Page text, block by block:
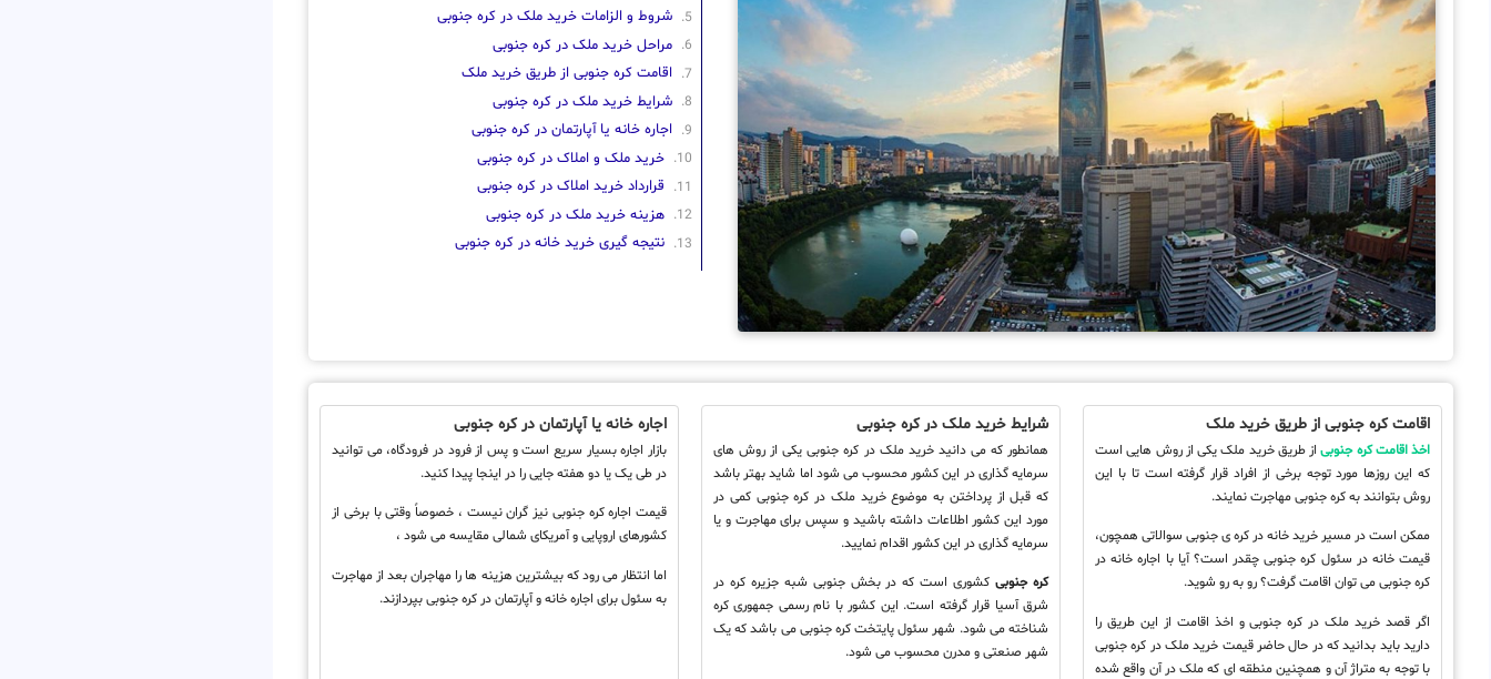
شروط و الزامات خرید ملک در کره جنوبی
مراحل خرید ملک در کره جنوبی
اقامت کره جنوبی از طریق خرید ملک
شرایط خرید ملک در کره جنوبی
اجاره خانه یا آپارتمان در کره جنوبی
خرید ملک و املاک در کره جنوبی
قرارداد خرید املاک در کره جنوبی
هزینه خرید ملک در کره جنوبی
نتیجه گیری خرید خانه در کره جنوبی
اقامت کره جنوبی از طریق خرید ملک
اخذ اقامت کره جنوبیاز طریق خرید ملک یکی از روش هایی است
که این روزها مورد توجه برخی از افراد قرار گرفته است تا با این
روش بتوانند به کره جنوبی مهاجرت نمایند.
ممکن است در مسیر خرید خانه در کره ی جنوبی سوالاتی همچون،
قیمت خانه در سئول کره جنوبی چقدر است؟ آیا با اجاره خانه در
کره جنوبی می توان اقامت گرفت؟ رو به رو شوید.
اگر قصد خرید ملک در کره جنوبی و اخذ اقامت از این طریق را
دارید باید بدانید که در حال حاضر قیمت خرید ملک در کره جنوبی
با توجه به متراژ آن و همچنین منطقه ای که ملک در آن واقع شده
شرایط خرید ملک در کره جنوبی
همانطور که می دانید خرید ملک در کره جنوبی یکی از روش های
سرمایه گذاری در این کشور محسوب می شود اما شاید بهتر باشد
که قبل از پرداختن به موضوع خرید ملک در کره جنوبی کمی در
مورد این کشور اطلاعات داشته باشید و سپس برای مهاجرت و یا
سرمایه گذاری در این کشور اقدام نمایید.
کره جنوبیکشوری است که در بخش جنوبی شبه جزیره کره در
شرق آسیا قرار گرفته است. این کشور با نام رسمی جمهوری کره
شناخته می شود. شهر سئول پایتخت کره جنوبی می باشد که یک
شهر صنعتی و مدرن محسوب می شود.
اجاره خانه یا آپارتمان در کره جنوبی
بازار اجاره بسیار سریع است و پس از فرود در فرودگاه، می توانید
در طی یک یا دو هفته جایی را در اینجا پیدا کنید.
قیمت اجاره کره جنوبی نیز گران نیست ، خصوصاً وقتی با برخی از
کشورهای اروپایی و آمریکای شمالی مقایسه می شود ،
اما انتظار می رود که بیشترین هزینه ها را مهاجران بعد از مهاجرت
به سئول برای اجاره خانه و آپارتمان در کره جنوبی بپردازند.